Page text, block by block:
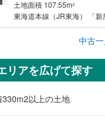
土地面積 107.55m2
東海道本線（JR東海） 「
豊橋市雲谷町字八尻
590万円
4DK
土地面積 107.54m
東海道本線（JR東海） 「新
中古
リアを広げて探す
以上の土地